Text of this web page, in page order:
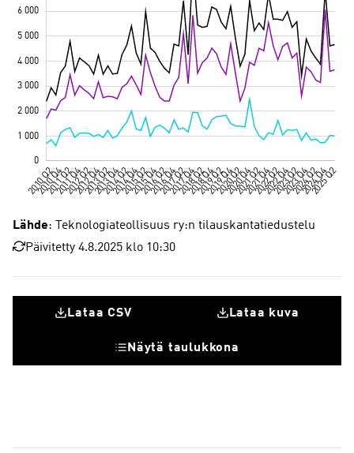
Lähde: Teknologiateollisuus ry:n tilauskantatiedustelu
Päivitetty 4.8.2025 klo 10:30
Lataa CSV Lataa kuva
Näytä taulukkona